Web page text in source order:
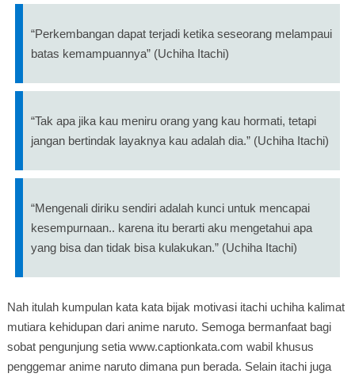
“Perkembangan dapat terjadi ketika seseorang melampaui
batas kemampuannya” (Uchiha Itachi)
“Tak apa jika kau meniru orang yang kau hormati, tetapi
jangan bertindak layaknya kau adalah dia.” (Uchiha Itachi)
“Mengenali diriku sendiri adalah kunci untuk mencapai
kesempurnaan.. karena itu berarti aku mengetahui apa
yang bisa dan tidak bisa kulakukan.” (Uchiha Itachi)
Nah itulah kumpulan kata kata bijak motivasi itachi uchiha kalimat
mutiara kehidupan dari anime naruto. Semoga bermanfaat bagi
sobat pengunjung setia www.captionkata.com wabil khusus
penggemar anime naruto dimana pun berada. Selain itachi juga